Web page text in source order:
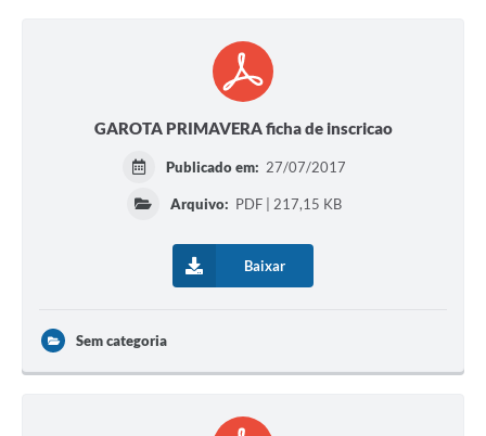
GAROTA PRIMAVERA ficha de inscricao
Publicado em: 27/07/2017
Arquivo: PDF | 217,15 KB
Baixar
Sem categoria